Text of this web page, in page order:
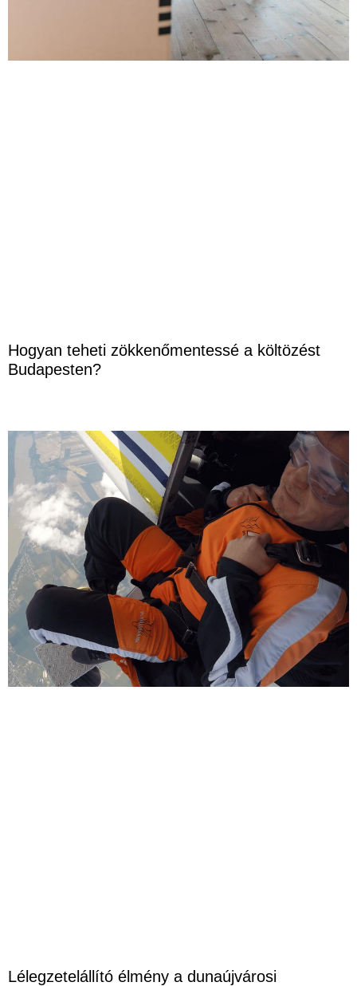
Hogyan teheti zökkenőmentessé a költözést
Budapesten?
Lélegzetelállító élmény a dunaújvárosi